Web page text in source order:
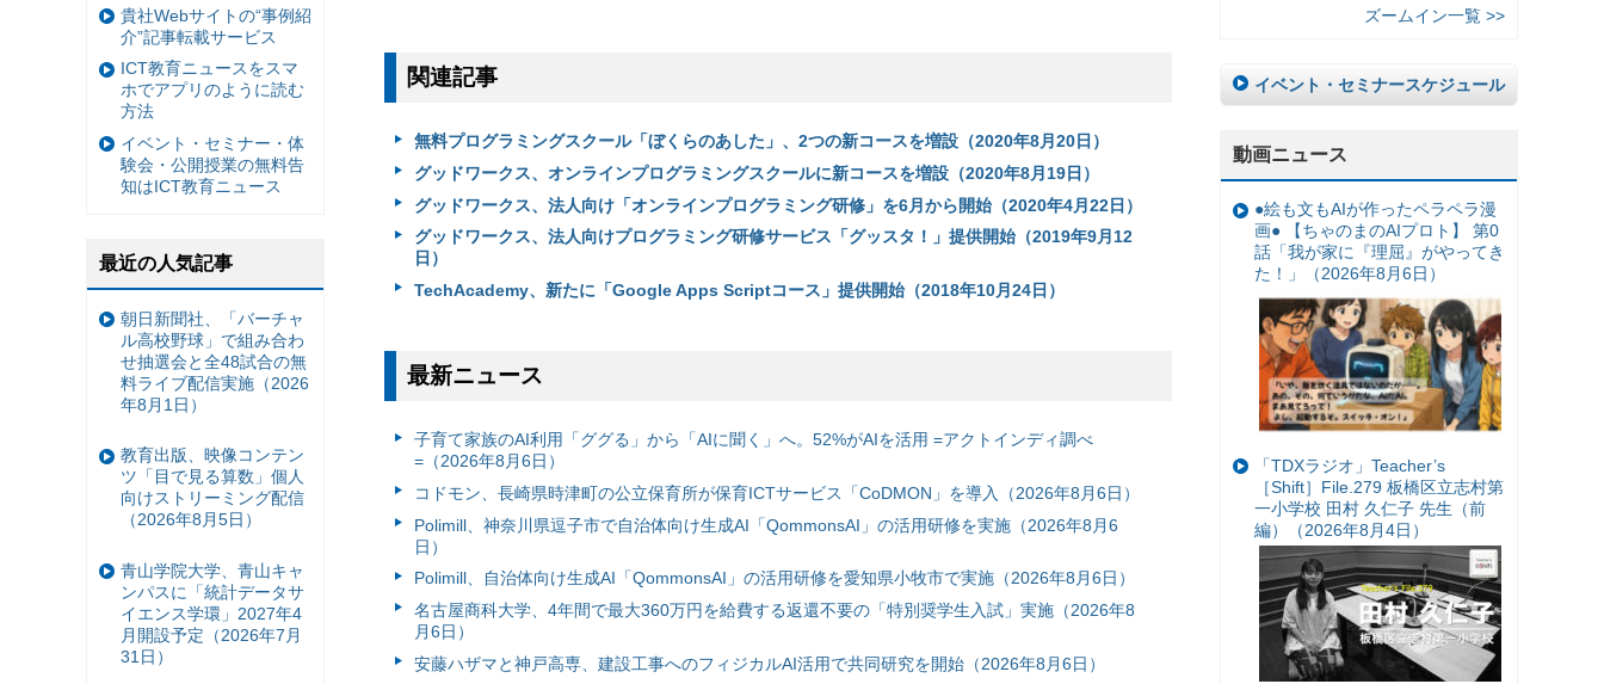
関連記事
無料プログラミングスクール「ぼくらのあした」、2つの新コースを増設（2020年8月20日）
グッドワークス、オンラインプログラミングスクールに新コースを増設（2020年8月19日）
グッドワークス、法人向け「オンラインプログラミング研修」を6月から開始（2020年4月22日）
グッドワークス、法人向けプログラミング研修サービス「グッスタ！」提供開始（2019年9月12
日）
TechAcademy、新たに「Google Apps Scriptコース」提供開始（2018年10月24日）
最新ニュース
子育て家族のAI利用「ググる」から「AIに聞く」へ。52%がAIを活用 =アクトインディ調べ
=（2026年8月6日）
コドモン、長崎県時津町の公立保育所が保育ICTサービス「CoDMON」を導入（2026年8月6日）
Polimill、神奈川県逗子市で自治体向け生成AI「QommonsAI」の活用研修を実施（2026年8月6
日）
Polimill、自治体向け生成AI「QommonsAI」の活用研修を愛知県小牧市で実施（2026年8月6日）
名古屋商科大学、4年間で最大360万円を給費する返還不要の「特別奨学生入試」実施（2026年8
月6日）
安藤ハザマと神戸高専、建設工事へのフィジカルAI活用で共同研究を開始（2026年8月6日）
ズームイン一覧 >>
イベント・セミナースケジュール
動画ニュース
●絵も文もAIが作ったペラペラ漫
画● 【ちゃのまのAIプロト】 第0
話「我が家に『理屈』がやってき
た！」（2026年8月6日）
「TDXラジオ」Teacher’s
［Shift］File.279 板橋区立志村第
一小学校 田村 久仁子 先生（前
編）（2026年8月4日）
貴社Webサイトの“事例紹
介”記事転載サービス
ICT教育ニュースをスマ
ホでアプリのように読む
方法
イベント・セミナー・体
験会・公開授業の無料告
知はICT教育ニュース
最近の人気記事
朝日新聞社、「バーチャ
ル高校野球」で組み合わ
せ抽選会と全48試合の無
料ライブ配信実施（2026
年8月1日）
教育出版、映像コンテン
ツ「目で見る算数」個人
向けストリーミング配信
（2026年8月5日）
青山学院大学、青山キャ
ンパスに「統計データサ
イエンス学環」2027年4
月開設予定（2026年7月
31日）